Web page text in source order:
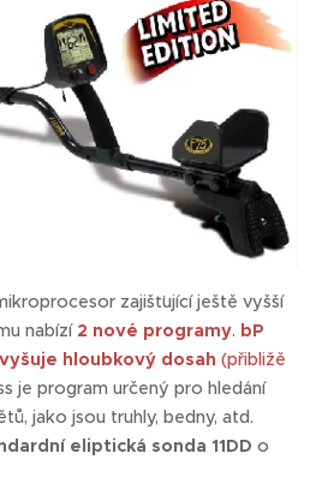
zajišťující ještě vyšší
nabízí 2 nové programy. bP
hloubkový dosah (přibližě
je program určený pro hledání
jako jsou truhly, bedny, atd.
eliptická sonda 11DD o